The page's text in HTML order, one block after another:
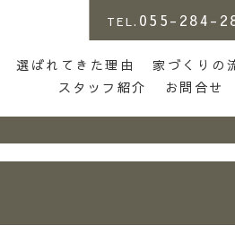
ある家づくり
TEL. 055-284-
選ばれてきた理由 家づくりの
スタッフ紹介
お問合せ